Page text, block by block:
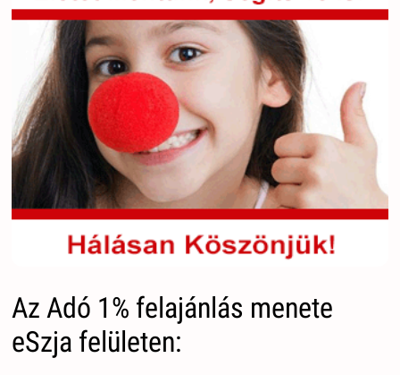
Az Adó 1% felajánlás menete
eSzja felületen: